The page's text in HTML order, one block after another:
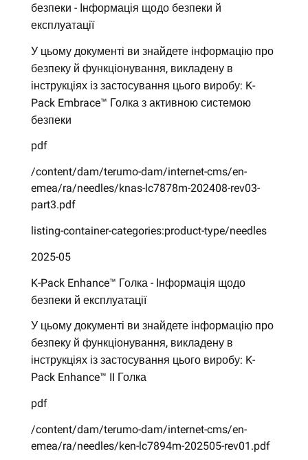
безпеки - Інформація щодо безпеки й
експлуатації
У цьому документі ви знайдете інформацію про
безпеку й функціонування, викладену в
інструкціях із застосування цього виробу: K-
Pack Embrace™ Голка з активною системою
безпеки
pdf
/content/dam/terumo-dam/internet-cms/en-
emea/ra/needles/knas-lc7878m-202408-rev03-
part3.pdf
listing-container-categories:product-type/needles
2025-05
K-Pack Enhance™ Голка - Інформація щодо
безпеки й експлуатації
У цьому документі ви знайдете інформацію про
безпеку й функціонування, викладену в
інструкціях із застосування цього виробу: K-
Pack Enhance™ II Голка
pdf
/content/dam/terumo-dam/internet-cms/en-
emea/ra/needles/ken-lc7894m-202505-rev01.pdf